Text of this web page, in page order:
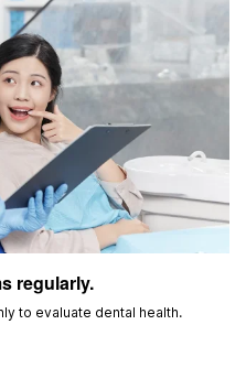
regularly.
to evaluate dental health.